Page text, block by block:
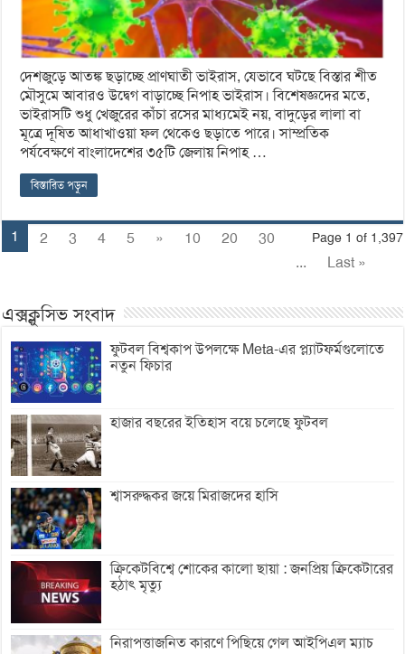
দেশজুড়ে আতঙ্ক ছড়াচ্ছে প্রাণঘাতী ভাইরাস, যেভাবে ঘটছে বিস্তার শীত
মৌসুমে আবারও উদ্বেগ বাড়াচ্ছে নিপাহ ভাইরাস। বিশেষজ্ঞদের মতে,
ভাইরাসটি শুধু খেজুরের কাঁচা রসের মাধ্যমেই নয়, বাদুড়ের লালা বা
মূত্রে দূষিত আধাখাওয়া ফল থেকেও ছড়াতে পারে। সাম্প্রতিক
পর্যবেক্ষণে বাংলাদেশের ৩৫টি জেলায় নিপাহ …
বিস্তারিত পড়ুন
Page 1 of 1,397
1 2 3 4 5 » 10 20
30
...
Last »
এক্সক্লুসিভ সংবাদ
ফুটবল বিশ্বকাপ উপলক্ষে Meta-এর প্ল্যাটফর্মগুলোতে
নতুন ফিচার
হাজার বছরের ইতিহাস বয়ে চলেছে ফুটবল
শ্বাসরুদ্ধকর জয়ে মিরাজদের হাসি
ক্রিকেটবিশ্বে শোকের কালো ছায়া : জনপ্রিয় ক্রিকেটারের
হঠাৎ মৃত্যু
নিরাপত্তাজনিত কারণে পিছিয়ে গেল আইপিএল ম্যাচ